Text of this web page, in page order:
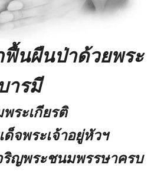
ฟื้นผืนป่าด้วยพระ
ารมี
พระเกียรติ
จพระเจ้าอยู่หัวฯ
ริญพระชนมพรรษาครบ